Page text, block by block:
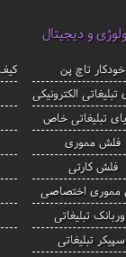
و دیجیتال
خودکار تاچ پن
تبلیغاتی الکترونیکی
تبلیغاتی خاص
فلش مموری
فلش کارتی
مموری اختصاصی
تبلیغاتی
اسپیکر تبلیغاتی